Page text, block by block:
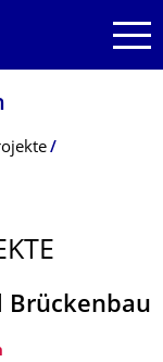
Brückenbau